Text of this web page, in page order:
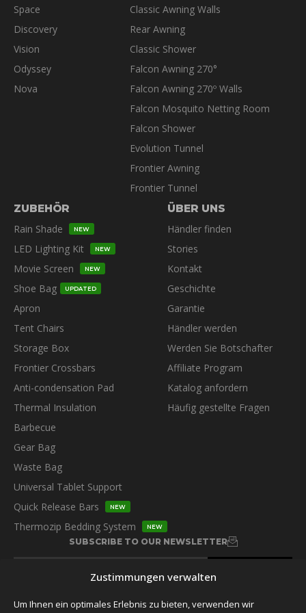
Zustimmungen verwalten
Um Ihnen ein optimales Erlebnis zu bieten, verwenden wir
gewählt
Space
Discovery
Vision
Odyssey
Nova
Classic Awning Walls
Rear Awning
Classic Shower
Falcon Awning 270°
Falcon Awning 270º Walls
Falcon Mosquito Netting Room
Falcon Shower
Evolution Tunnel
Frontier Awning
Frontier Tunnel
ZUBEHÖR
Rain Shade
NEW
LED Lighting Kit NEW
Movie Screen NEW
Shoe Bag UPDATED
Apron
Tent Chairs
Storage Box
Frontier Crossbars
Anti-condensation Pad
Thermal Insulation
Barbecue
Gear Bag
Waste Bag
Universal Tablet Support
Quick Release Bars
NEW
Thermozip Bedding System NEW
ÜBER UNS
Händler finden
Stories
Kontakt
Geschichte
Garantie
Händler werden
Werden Sie Botschafter
Affiliate Program
Katalog anfordern
Häufig gestellte Fragen
SUBSCRIBE TO OUR NEWSLETTER